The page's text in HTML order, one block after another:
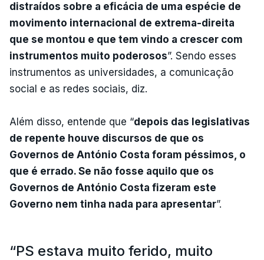
distraídos sobre a eficácia de uma espécie de
movimento internacional de extrema-direita
que se montou e que tem vindo a crescer com
instrumentos muito poderosos”. Sendo esses
instrumentos as universidades, a comunicação
social e as redes sociais, diz.
Além disso, entende que “depois das legislativas
de repente houve discursos de que os
Governos de António Costa foram péssimos, o
que é errado. Se não fosse aquilo que os
Governos de António Costa fizeram este
Governo nem tinha nada para apresentar”.
“PS estava muito ferido, muito